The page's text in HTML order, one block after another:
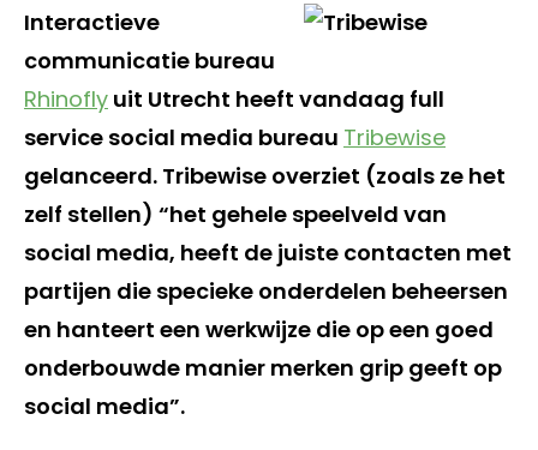
Interactieve
communicatie bureau
Rhinofly uit Utrecht heeft vandaag full
service social media bureau Tribewise
gelanceerd. Tribewise overziet (zoals ze het
zelf stellen) “het gehele speelveld van
social media, heeft de juiste contacten met
partijen die specieke onderdelen beheersen
en hanteert een werkwijze die op een goed
onderbouwde manier merken grip geeft op
social media”.